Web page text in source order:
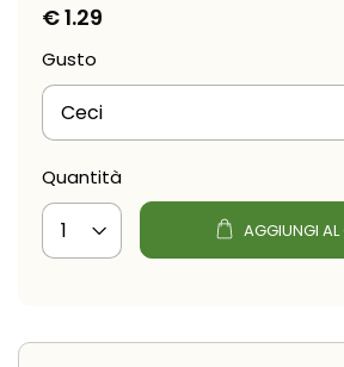
€1.29
Gusto
Quantità
AGGIUNGI AL